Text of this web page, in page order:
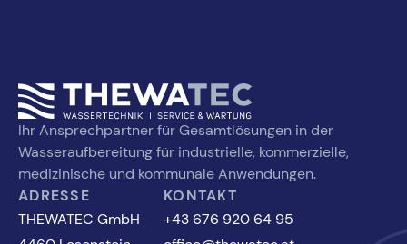
Ihr Ansprechpartner für Gesamtlösungen in der
Wasseraufbereitung für industrielle, kommerzielle,
medizinische und kommunale Anwendungen.
ADRESSE
THEWATEC GmbH
KONTAKT
+43 676 920 64 95